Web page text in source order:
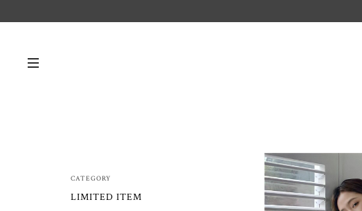
CATEGORY
LIMITED ITEM